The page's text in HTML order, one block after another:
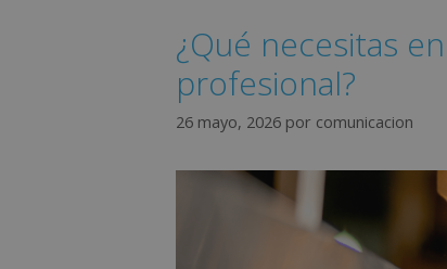
¿Qué necesitas
profesional?
26 mayo, 2026 por comunicacion